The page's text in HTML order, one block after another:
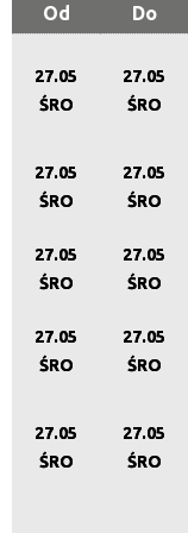
Organizator
Promowane
Od Do
27.05
ŚRO
27.05
ŚRO
27.05
ŚRO
27.05
ŚRO
27.05
ŚRO
27.05
ŚRO
27.05
ŚRO
27.05
ŚRO
27.05
ŚRO
27.05
ŚRO